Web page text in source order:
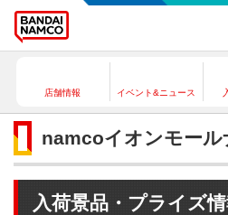
店舗情報 イベント&ニュース
namcoイオンモール
入荷景品・プライズ